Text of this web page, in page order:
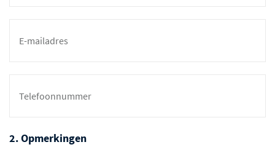
2. Opmerkingen